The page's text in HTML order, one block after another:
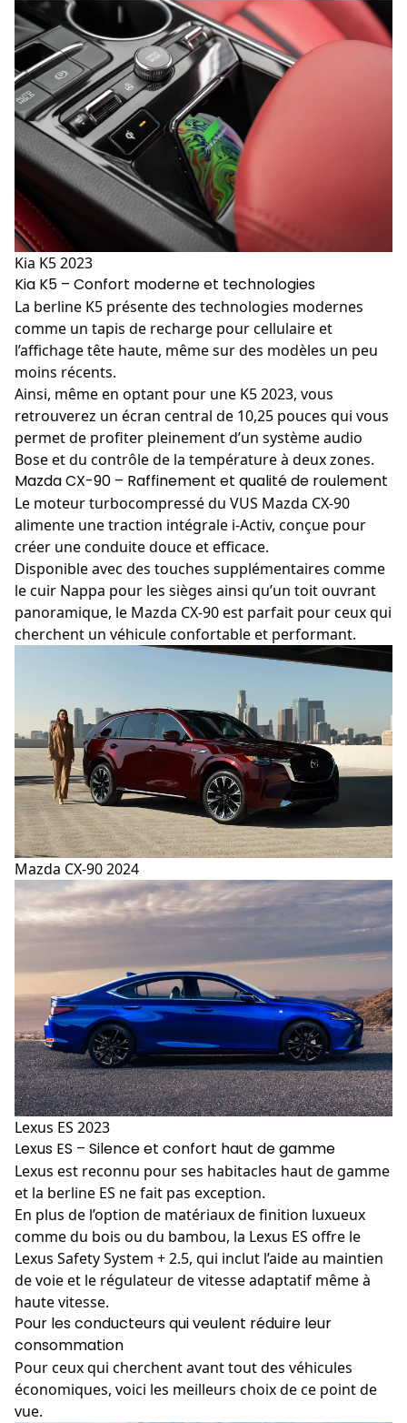
Kia K5 2023
Kia K5 – Confort moderne et technologies
La berline K5 présente des technologies modernes
comme un tapis de recharge pour cellulaire et
l’affichage tête haute, même sur des modèles un peu
moins récents.
Ainsi, même en optant pour une K5 2023, vous
retrouverez un écran central de 10,25 pouces qui vous
permet de profiter pleinement d’un système audio
Bose et du contrôle de la température à deux zones.
Mazda CX-90 – Raffinement et qualité de roulement
Le moteur turbocompressé du VUS Mazda CX-90
alimente une traction intégrale i-Activ, conçue pour
créer une conduite douce et efficace.
Disponible avec des touches supplémentaires comme
le cuir Nappa pour les sièges ainsi qu’un toit ouvrant
panoramique, le Mazda CX-90 est parfait pour ceux qui
cherchent un véhicule confortable et performant.
Mazda CX-90 2024
Lexus ES 2023
Lexus ES – Silence et confort haut de gamme
Lexus est reconnu pour ses habitacles haut de gamme
et la berline ES ne fait pas exception.
En plus de l’option de matériaux de finition luxueux
comme du bois ou du bambou, la Lexus ES offre le
Lexus Safety System + 2.5, qui inclut l’aide au maintien
de voie et le régulateur de vitesse adaptatif même à
haute vitesse.
Pour les conducteurs qui veulent réduire leur
consommation
Pour ceux qui cherchent avant tout des véhicules
économiques, voici les meilleurs choix de ce point de
vue.